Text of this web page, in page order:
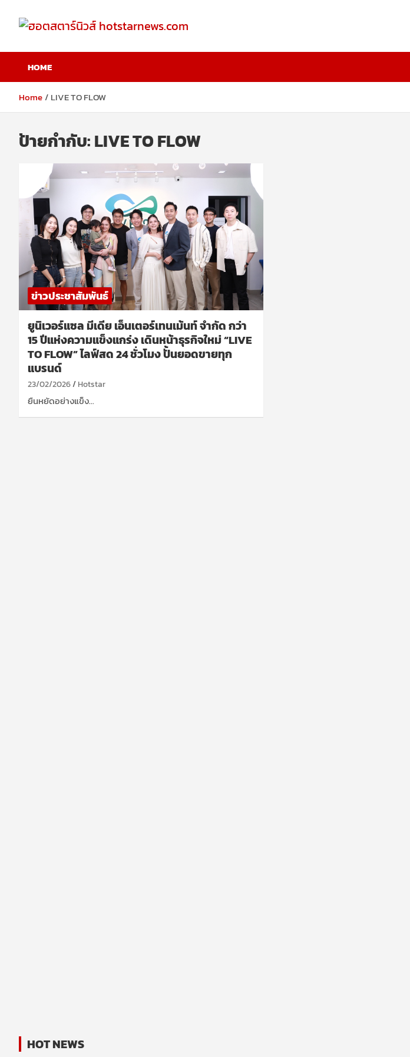
content
ฮอตสตาร์นิวส์
hotstarnews.com
HOME
Home LIVE TO FLOW
ป้ายกำกับ:LIVE TO FLOW
ข่าวประชาสัมพันธ์
ยูนิเวอร์แซล มีเดีย เอ็นเตอร์เทนเม้นท์ จำกัด กว่า
15 ปีแห่งความแข็งแกร่ง เดินหน้าธุรกิจใหม่ “LIVE
TO FLOW” ไลฟ์สด 24 ชั่วโมง ปั้นยอดขายทุก
แบรนด์
23/02/2026 Hotstar
ยืนหยัดอย่างแข็ง…
HOT NEWS